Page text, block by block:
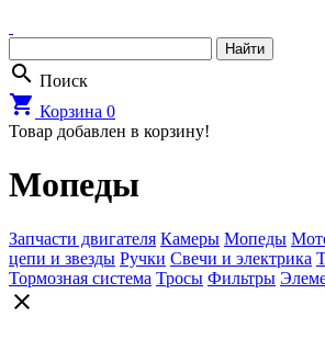
search Поиск
shopping_cart Корзина 0
Товар добавлен в корзину!
Мопеды
Запчасти двигателя Камеры Мопеды
цепи и звезды Ручки Свечи и электрика
Тормозная система Тросы Фильтры
close